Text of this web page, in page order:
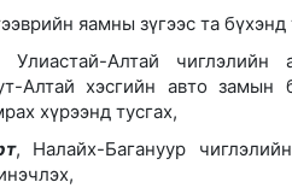
яамны зүгээс та
Улиастай-Алтай
Алтай хэсгийн авто
хүрээнд тусгах,
, Налайх-Багануур